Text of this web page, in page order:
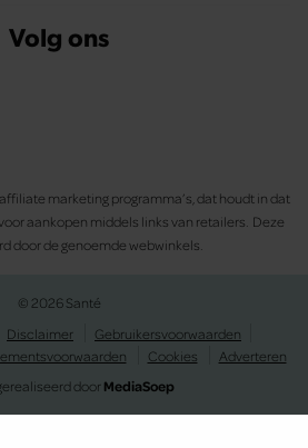
Volg ons
marketing programma’s, dat houdt in dat
aankopen middels links van retailers. Deze
door de genoemde webwinkels.
© 2026 Santé
Disclaimer
Gebruikersvoorwaarden
Cookies
Adverteren
doorMediaSoep